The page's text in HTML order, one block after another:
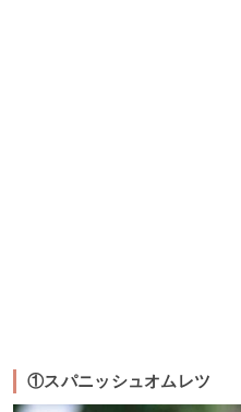
①スパニッシュオムレツ